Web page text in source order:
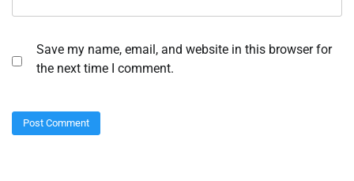
Save my name, email, and website in this browser for
the next time I comment.